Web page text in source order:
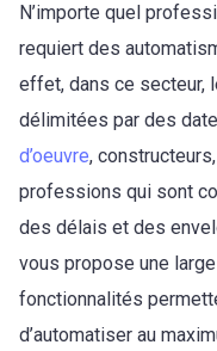
N’importe quel
requiert des
effet, dans ce secteur,
délimitées par des
d’oeuvre,
professions qui sont
des délais et des
vous propose une
fonctionnalités
d’automatiser au